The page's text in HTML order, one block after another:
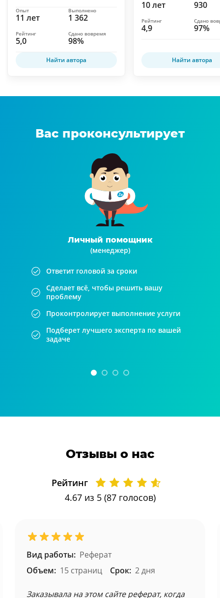
11 лет
Опыт
1 362
Выполнено
5,0
Рейтинг
98%
Сдано вовремя
Найти автора
10 лет 930
4,9
Рейтинг
97%
Сдано
Найти автора
Вас проконсультирует
Личный помощник
(менеджер)
Ответит головой за сроки
Сделает всё, чтобы решить вашу
проблему
Проконтролирует выполнение услуги
Подберет лучшего эксперта по вашей
задаче
Отзывы о нас
Рейтинг
4.67из 5 (87 голосов)
Вид работы: Реферат
Объем: 15 страниц Срок: 2 дня
Заказывала на этом сайте реферат, когда